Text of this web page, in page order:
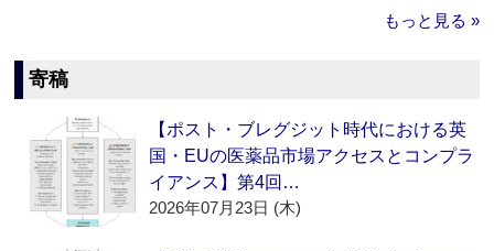
もっと見る »
寄稿
【ポスト・ブレグジット時代における英
国・EUの医薬品市場アクセスとコンプラ
イアンス】第4回…
2026年07月23日 (木)